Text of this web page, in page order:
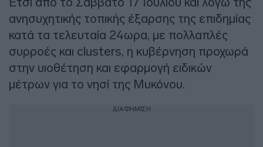
ανησυχητικής τοπικής έξαρσης της επιδημίας
κατά τα τελευταία 24ωρα, με πολλαπλές
συρροές και clusters, η κυβέρνηση προχωρά
στην υιοθέτηση και εφαρμογή ειδικών
μέτρων για το νησί της Μυκόνου.
ΔΙΑΦΗΜΙΣΗ